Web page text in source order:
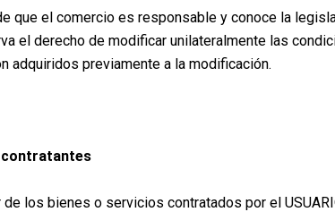
que el comercio es responsable y conoce la
el derecho de modificar unilateralmente las
adquiridos previamente a la modificación.
contratantes
los bienes o servicios contratados por el